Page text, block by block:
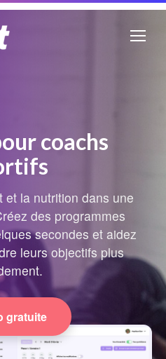
coachs
et la nutrition dans une
des programmes
secondes et aidez
leurs objectifs plus
gratuite